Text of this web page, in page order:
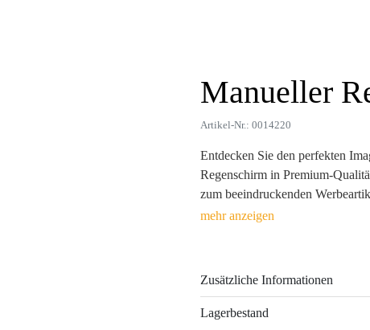
Manueller
Artikel-Nr.: 0014220
Entdecken Sie den perfekten
Regenschirm in Premium-
zum beeindruckenden
Durchmesser von 132 cm und
Die verschiedenen
Messen oder im täglichen
Zusätzliche Informationen
Lagerbestand